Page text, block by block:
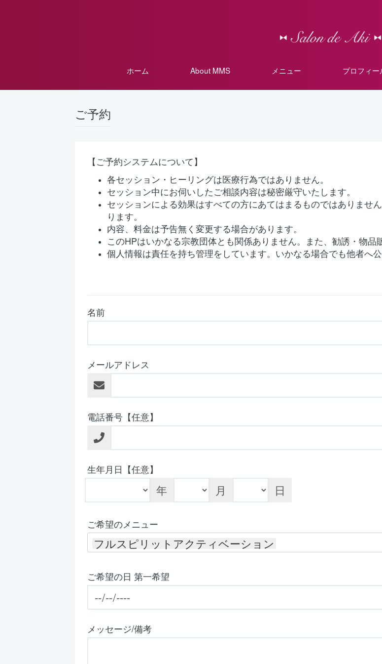
ホーム About MMS メニュー プロフィー
ご予約
【ご予約システムについて】
各セッション・ヒーリングは医療行為ではありません。
セッション中にお伺いしたご相談内容は秘密厳守いたします。
セッションによる効果はすべての方にあてはまるものではありませ
ります。
内容、料金は予告無く変更する場合があります。
このHPはいかなる宗教団体とも関係ありません。また、勧誘・物品
個人情報は責任を持ち管理をしています。いかなる場合でも他者へ
名前
メールアドレス
電話番号【任意】
生年月日【任意】
年 月 日
ご希望のメニュー
フルスピリットアクティベーション
ご希望の日 第一希望
メッセージ/備考